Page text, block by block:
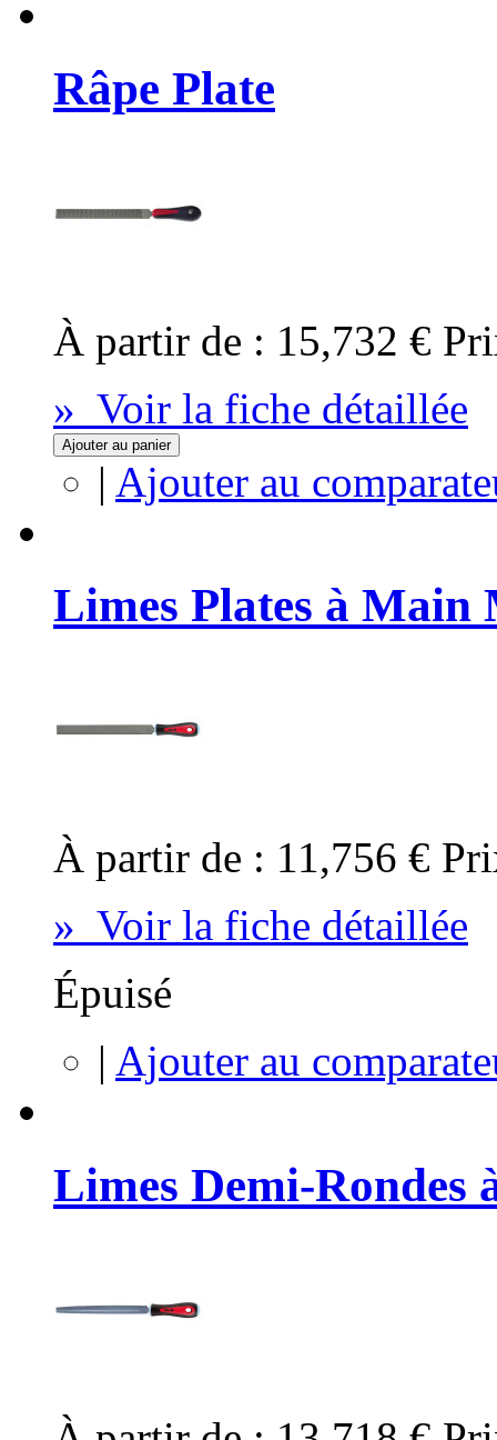
Râpe Plate
À partir de : 15,732 €
» Voir la fiche détaillée
Ajouter au panier
| Ajouter au
Limes Plates à Main
À partir de : 11,756 €
» Voir la fiche détaillée
Épuisé
| Ajouter au
Limes Demi-Rondes